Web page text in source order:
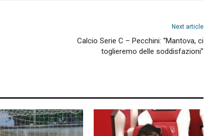
Next article
Calcio Serie C – Pecchini: “Mantova, ci
toglieremo delle soddisfazioni”